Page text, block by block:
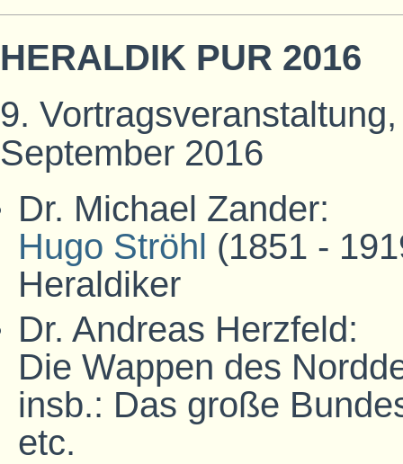
HERALDIK PUR 2016
9.
September 2016
Dr. Michael Zander:
Hugo Ströhl (1851 -
Heraldiker
Dr. Andreas Herzfeld:
Die Wappen des
insb.: Das große
etc.